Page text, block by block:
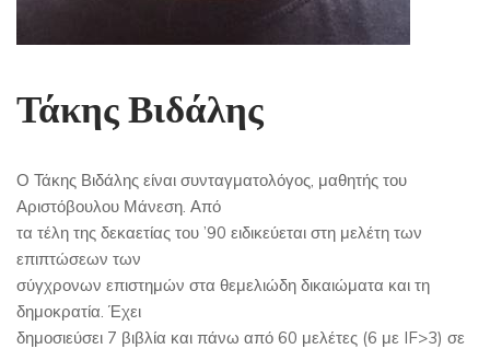
Τάκης Βιδάλης
Ο Τάκης Βιδάλης είναι συνταγματολόγος, μαθητής του
Αριστόβουλου Μάνεση. Από
τα τέλη της δεκαετίας του ’90 ειδικεύεται στη μελέτη των
επιπτώσεων των
σύγχρονων επιστημών στα θεμελιώδη δικαιώματα και τη
δημοκρατία. Έχει
δημοσιεύσει 7 βιβλία και πάνω από 60 μελέτες (6 με IF>3) σε